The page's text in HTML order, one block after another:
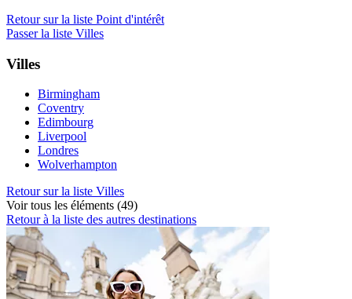
Retour sur la liste Point d'intérêt
Passer la liste Villes
Villes
Birmingham
Coventry
Edimbourg
Liverpool
Londres
Wolverhampton
Retour sur la liste Villes
Voir tous les éléments (49)
Retour à la liste des autres destinations